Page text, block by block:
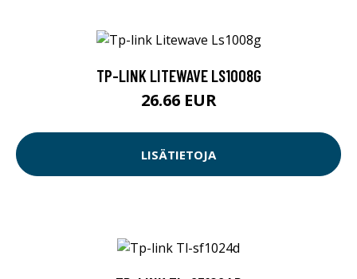
TP-LINK LITEWAVE LS1008G
26.66 EUR
LISÄTIETOJA